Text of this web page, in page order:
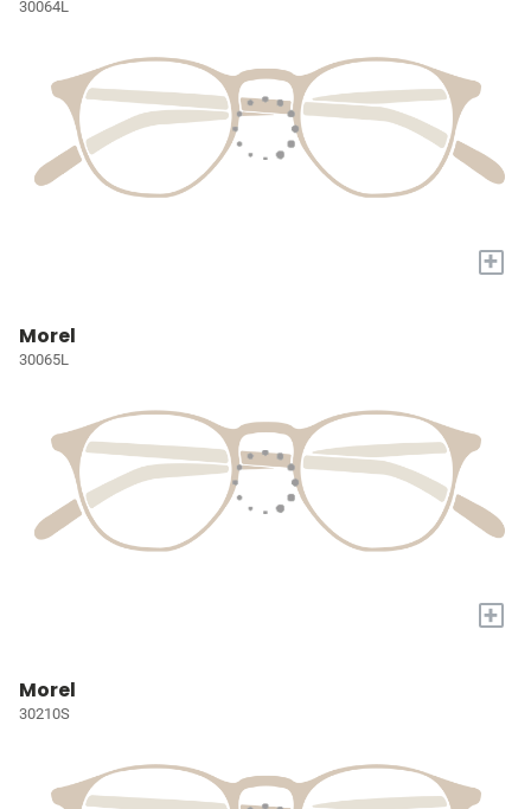
30064L
+
Morel
30065L
+
Morel
30210S